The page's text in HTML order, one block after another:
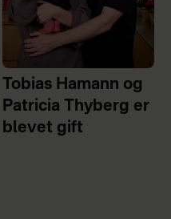
Tobias Hamann og
Patricia Thyberg er
blevet gift